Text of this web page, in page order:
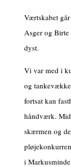
Værtskabet
Asger og
dyst.
Vi var med i
og
fortsat kan
håndværk.
skærmen og
i